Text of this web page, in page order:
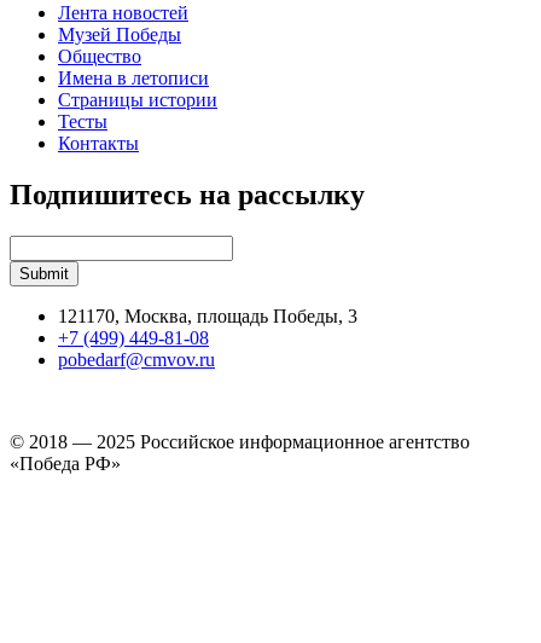
Лента новостей
Музей Победы
Общество
Имена в летописи
Страницы истории
Тесты
Контакты
Подпишитесь на рассылку
121170, Москва, площадь Победы, 3
+7 (499) 449-81-08
pobedarf@cmvov.ru
© 2018 — 2025 Российское информационное агентство
«Победа РФ»